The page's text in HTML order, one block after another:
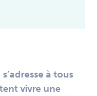
à tous
vivre une